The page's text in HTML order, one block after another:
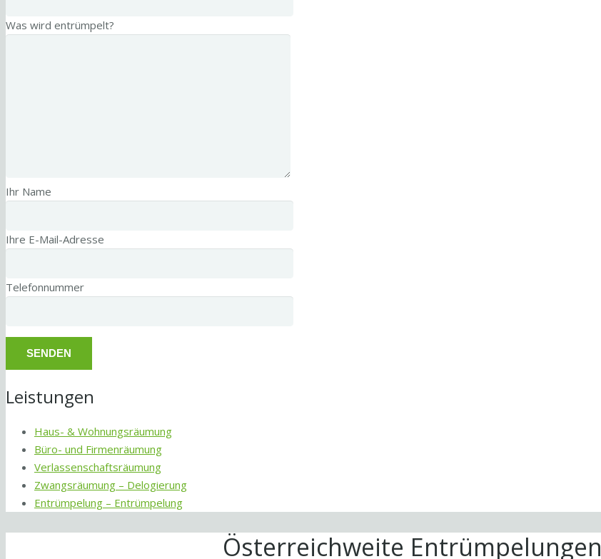
Was wird entrümpelt?
Ihr Name
Ihre E-Mail-Adresse
Telefonnummer
Leistungen
Haus- & Wohnungsräumung
Büro- und Firmenräumung
Verlassenschaftsräumung
Zwangsräumung – Delogierung
Entrümpelung – Entrümpelung
Österreichweite Entrümpelungen